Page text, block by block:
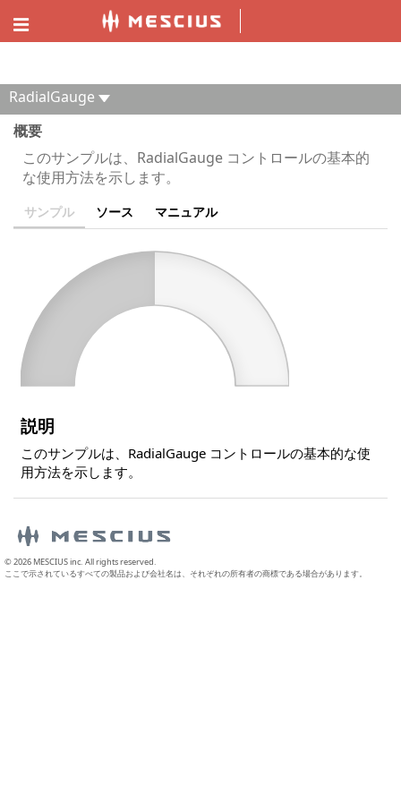
RadialGauge
概要
このサンプルは、RadialGauge コントロールの基本的
な使用方法を示します。
サンプル ソース マニュアル
説明
このサンプルは、RadialGauge コントロールの基本的な使
用方法を示します。
© 2026 MESCIUS inc. All rights reserved.
ここで示されているすべての製品および会社名は、それぞれの所有者の商標である場合があります。